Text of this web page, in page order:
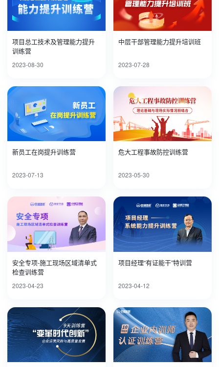
项目总工技术及管理能力提升
训练营
2023-08-30
中层干部管理能力提升培训班
2023-07-28
新员工在岗提升训练营
2023-07-13
危大工程事故防控训练营
2023-05-30
安全专项-施工现场区域清单式
检查训练营
2023-04-23
项目经理“有证能干”特训营
2023-04-12